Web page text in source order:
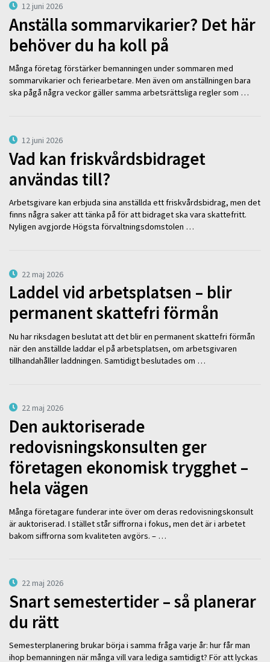
12 juni 2026
Anställa sommarvikarier? Det här
behöver du ha koll på
Många företag förstärker bemanningen under sommaren med
sommarvikarier och feriearbetare. Men även om anställningen bara
ska pågå några veckor gäller samma arbetsrättsliga regler som …
12 juni 2026
Vad kan friskvårdsbidraget
användas till?
Arbetsgivare kan erbjuda sina anställda ett friskvårdsbidrag, men det
finns några saker att tänka på för att bidraget ska vara skattefritt.
Nyligen avgjorde Högsta förvaltningsdomstolen …
22 maj 2026
Laddel vid arbetsplatsen – blir
permanent skattefri förmån
Nu har riksdagen beslutat att det blir en permanent skattefri förmån
när den anställde laddar el på arbetsplatsen, om arbetsgivaren
tillhandahåller laddningen. Samtidigt beslutades om …
22 maj 2026
Den auktoriserade
redovisningskonsulten ger
företagen ekonomisk trygghet –
hela vägen
Många företagare funderar inte över om deras redovisningskonsult
är auktoriserad. I stället står siffrorna i fokus, men det är i arbetet
bakom siffrorna som kvaliteten avgörs. – …
22 maj 2026
Snart semestertider – så planerar
du rätt
Semesterplanering brukar börja i samma fråga varje år: hur får man
ihop bemanningen när många vill vara lediga samtidigt? För att lyckas